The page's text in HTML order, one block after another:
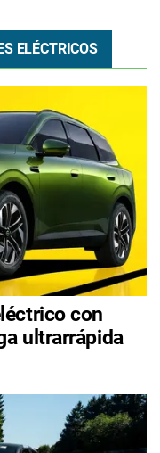
ELÉCTRICOS
con
ultrarrápida